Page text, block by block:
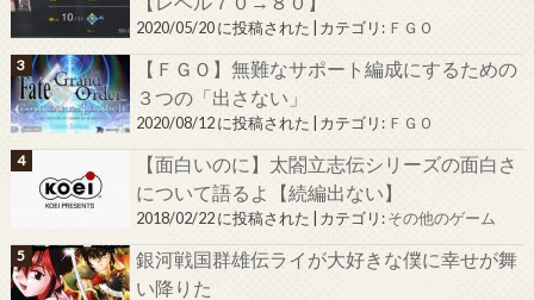
2020/05/20 に投稿された カテゴリ: ＦＧＯ
【ＦＧＯ】無難なサポート編成にするための
３つの「出さない」
2020/08/12 に投稿された カテゴリ: ＦＧＯ
【面白いのに】太閤立志伝シリーズの面白さ
について語るよ【続編出ない】
2018/02/22 に投稿された カテゴリ:その他のゲーム
銀河戦国群雄伝ライが大好きな僕に幸せが舞
い降りた